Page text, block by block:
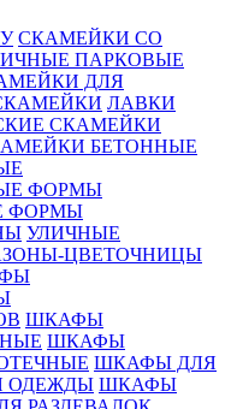
СКАМЕЙКИ СО
ПАРКОВЫЕ
ДЛЯ
ЛАВКИ
СКАМЕЙКИ
БЕТОННЫЕ
ФОРМЫ
УЛИЧНЫЕ
ЦВЕТОЧНИЦЫ
ШКАФЫ
ШКАФЫ
ШКАФЫ ДЛЯ
ОДЕЖДЫ ШКАФЫ